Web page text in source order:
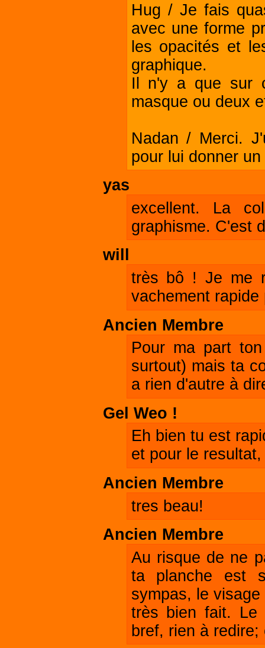
Hug / Je fais
avec une forme
les opacités et
graphique.
Il n'y a que sur
masque ou deux
Nadan / Merci.
pour lui donner
yas
excellent. La
graphisme. C'est
will
très bô ! Je me
vachement
Ancien Membre
Pour ma part
surtout) mais ta
a rien d'autre à
Gel Weo !
Eh bien tu est
et pour le
Ancien Membre
tres beau!
Ancien Membre
Au risque de ne
ta planche est
sympas, le
très bien fait. Le
bref, rien à